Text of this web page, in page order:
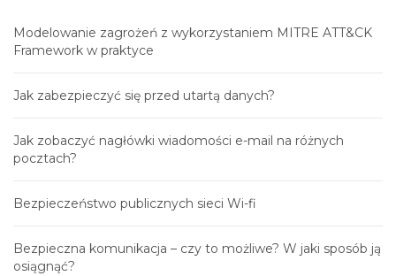
Modelowanie zagrożeń z wykorzystaniem MITRE ATT&CK
Framework w praktyce
Jak zabezpieczyć się przed utartą danych?
Jak zobaczyć nagłówki wiadomości e-mail na różnych
pocztach?
Bezpieczeństwo publicznych sieci Wi-fi
Bezpieczna komunikacja – czy to możliwe? W jaki sposób ją
osiągnąć?